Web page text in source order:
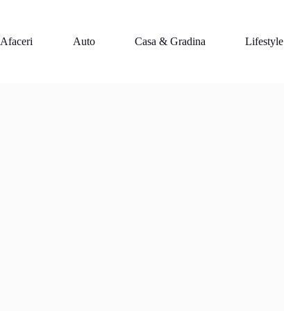
Afaceri
Auto Casa & Gradina Lifestyle